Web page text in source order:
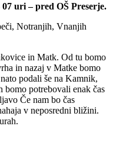
uri – pred OŠ Preserje.
Notranjih, Vnanjih
in Matk. Od tu bomo
in nazaj v Matke bomo
podali še na Kamnik,
bomo potrebovali enak čas
Če nam bo čas
v neposredni bližini.